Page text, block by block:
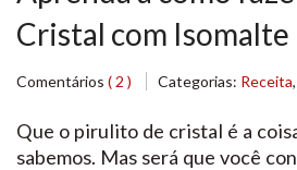
Cristal com Isomalte
Comentários ( 2 ) Categorias: Receita,
Que o pirulito de cristal é a
sabemos. Mas será que você